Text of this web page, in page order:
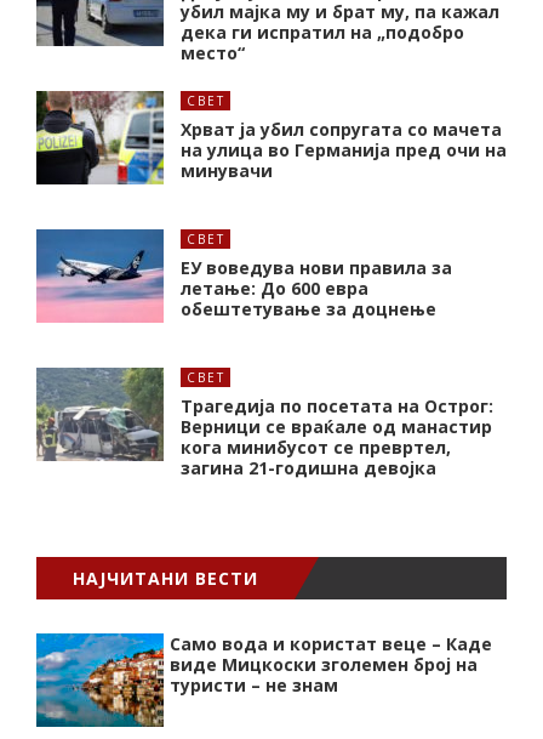
убил мајка му и брат му, па кажал
дека ги испратил на „подобро
место“
СВЕТ
Хрват ја убил сопругата со мачета
на улица во Германија пред очи на
минувачи
СВЕТ
ЕУ воведува нови правила за
летање: До 600 евра
обештетување за доцнење
СВЕТ
Трагедија по посетата на Острог:
Верници се враќале од манастир
кога минибусот се превртел,
загина 21-годишна девојка
НАЈЧИТАНИ ВЕСТИ
Само вода и користат веце – Каде
виде Мицкоски зголемен број на
туристи – не знам